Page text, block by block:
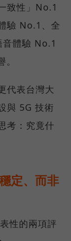
致性」No.1
驗 No.1、全
體驗 No.1
代表台灣大
與 5G 技術
考：究竟什
定、而非
性的兩項評